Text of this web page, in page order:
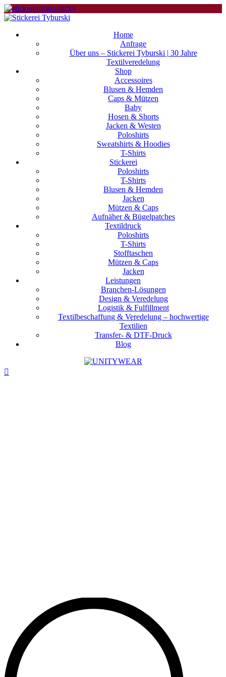
Home
Anfrage
Über uns – Stickerei Tyburski | 30 Jahre
Textilveredelung
Shop
Accessoires
Blusen & Hemden
Caps & Mützen
Baby
Hosen & Shorts
Jacken & Westen
Poloshirts
Sweatshirts & Hoodies
T-Shirts
Stickerei
Poloshirts
T-Shirts
Blusen & Hemden
Jacken
Mützen & Caps
Aufnäher & Bügelpatches
Textildruck
Poloshirts
T-Shirts
Stofftaschen
Mützen & Caps
Jacken
Leistungen
Branchen-Lösungen
Design & Veredelung
Logistik & Fulfillment
Textilbeschaffung & Veredelung – hochwertige
Textilien
Transfer- & DTF-Druck
Blog